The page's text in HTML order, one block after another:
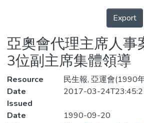
Statistics
Details
Export
亞奧會代理主席人事
3位副主席集體領導
Resource
民生報, 亞運會(1990
Date
Issued
2017-03-
Date
1990-09-20